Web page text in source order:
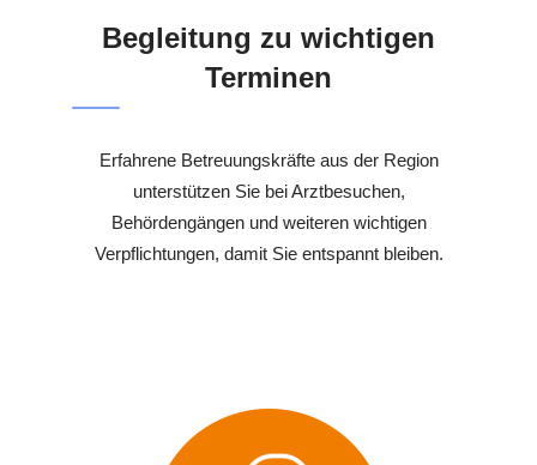
Begleitung zu wichtigen
Terminen
Erfahrene Betreuungskräfte aus der Region
unterstützen Sie bei Arztbesuchen,
Behördengängen und weiteren wichtigen
Verpflichtungen, damit Sie entspannt bleiben.